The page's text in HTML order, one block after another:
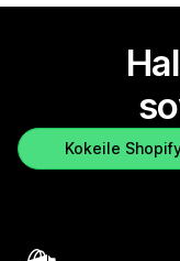
Kokeile